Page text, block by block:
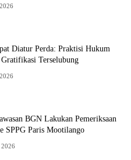
Diatur Perda: Praktisi Hukum
Terselubung
BGN Lakukan Pemeriksaan